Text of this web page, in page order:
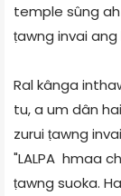
temple sûng
ṭawng invai ang
Ral kânga
tu, a um dân
zurui ṭawng
"LALPA hmaa
ṭawng suoka.